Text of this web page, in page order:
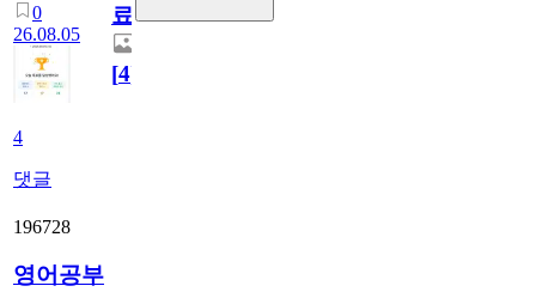
0
26.08.05
4
댓글
료
[4]
196728
영어공부